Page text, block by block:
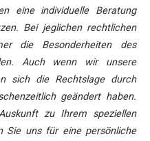
eine individuelle Beratung
Bei jeglichen rechtlichen
die Besonderheiten des
Auch wenn wir unsere
sich die Rechtslage durch
geändert haben.
zu Ihrem speziellen
Sie uns für eine persönliche